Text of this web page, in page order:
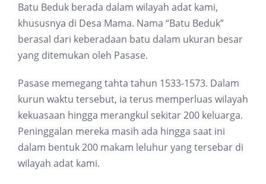
Batu Beduk berada dalam wilayah adat kami,
khususnya di Desa Mama. Nama “Batu Beduk”
berasal dari keberadaan batu dalam ukuran besar
yang ditemukan oleh Pasase.
Pasase memegang tahta tahun 1533-1573. Dalam
kurun waktu tersebut, ia terus memperluas wilayah
kekuasaan hingga merangkul sekitar 200 keluarga.
Peninggalan mereka masih ada hingga saat ini
dalam bentuk 200 makam leluhur yang tersebar di
wilayah adat kami.